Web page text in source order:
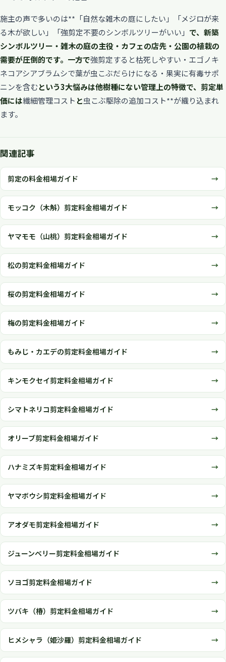
施主の声で多いのは**「自然な雑木の庭にしたい」「メジロが来
る木が欲しい」「強剪定不要のシンボルツリーがいい」 で、 新築
シンボルツリー・雑木の庭の主役・カフェの店先・公園の植栽の
需要が圧倒的です。一方で強剪定すると枯死しやすい・エゴノキ
ネコアシアブラムシで葉が虫こぶだらけになる・果実に有毒サポ
ニンを含むという3大悩みは他樹種にない管理上の特徴で、剪定単
価には繊細管理コスト と虫こぶ駆除の追加コスト**が織り込まれ
ます。
関連記事
剪定の料金相場ガイド
モッコク（木斛）剪定料金相場ガイド
ヤマモモ（山桃）剪定料金相場ガイド
松の剪定料金相場ガイド
桜の剪定料金相場ガイド
梅の剪定料金相場ガイド
もみじ・カエデの剪定料金相場ガイド
キンモクセイ剪定料金相場ガイド
シマトネリコ剪定料金相場ガイド
オリーブ剪定料金相場ガイド
ハナミズキ剪定料金相場ガイド
ヤマボウシ剪定料金相場ガイド
アオダモ剪定料金相場ガイド
ジューンベリー剪定料金相場ガイド
ソヨゴ剪定料金相場ガイド
ツバキ（椿）剪定料金相場ガイド
ヒメシャラ（姫沙羅）剪定料金相場ガイド